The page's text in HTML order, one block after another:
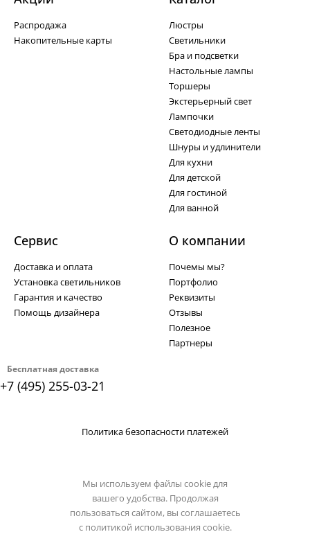
Бесплатная доставка
+7 (495) 255-03-21
Распродажа
Накопительные карты
Люстры
Светильники
Бра и подсветки
Настольные лампы
Торшеры
Экстерьерный свет
Лампочки
Светодиодные ленты
Шнуры и удлинители
Для кухни
Для детской
Для гостиной
Для ванной
Сервис
Доставка и оплата
Установка светильников
Гарантия и качество
Помощь дизайнера
О компании
Почемы мы?
Портфолио
Реквизиты
Отзывы
Полезное
Партнеры
Политика безопасности платежей
Мы используем файлы cookie для
вашего удобства. Продолжая
пользоваться сайтом, вы соглашаетесь
с политикой использования cookie.